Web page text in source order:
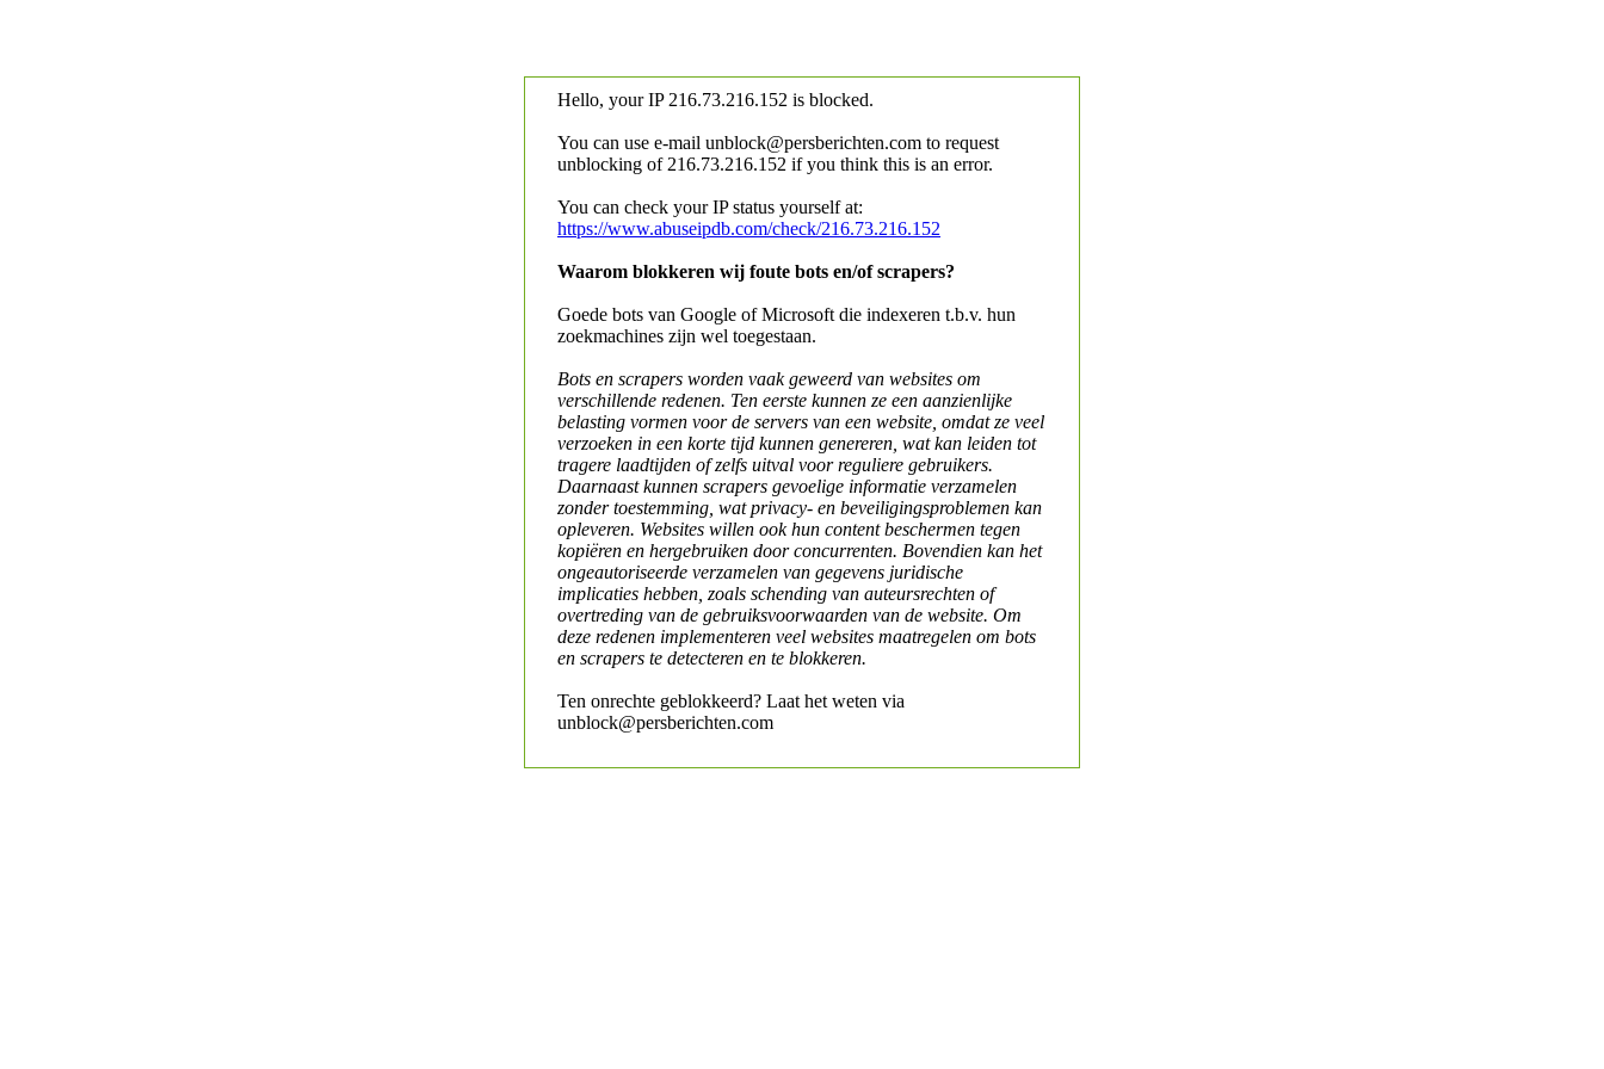
Hello, your IP 216.73.216.152 is blocked.
You can use e-mail unblock@persberichten.com to request
unblocking of 216.73.216.152 if you think this is an error.
You can check your IP status yourself at:
https://www.abuseipdb.com/check/216.73.216.152
Waarom blokkeren wij foute bots en/of scrapers?
Goede bots van Google of Microsoft die indexeren t.b.v. hun
zoekmachines zijn wel toegestaan.
Bots en scrapers worden vaak geweerd van websites om
verschillende redenen. Ten eerste kunnen ze een aanzienlijke
belasting vormen voor de servers van een website, omdat ze veel
verzoeken in een korte tijd kunnen genereren, wat kan leiden tot
tragere laadtijden of zelfs uitval voor reguliere gebruikers.
Daarnaast kunnen scrapers gevoelige informatie verzamelen
zonder toestemming, wat privacy- en beveiligingsproblemen kan
opleveren. Websites willen ook hun content beschermen tegen
kopiëren en hergebruiken door concurrenten. Bovendien kan het
ongeautoriseerde verzamelen van gegevens juridische
implicaties hebben, zoals schending van auteursrechten of
overtreding van de gebruiksvoorwaarden van de website. Om
deze redenen implementeren veel websites maatregelen om bots
en scrapers te detecteren en te blokkeren.
Ten onrechte geblokkeerd? Laat het weten via
unblock@persberichten.com